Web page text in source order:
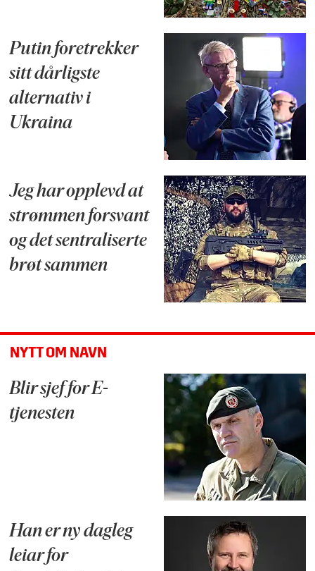
Putin foretrekker
sitt dårligste
alternativ i
Ukraina
Jeg har opplevd at
strømmen forsvant
og det sentraliserte
brøt sammen
NYTT OM NAVN
Blir sjef for E-
tjenesten
Han er ny dagleg
leiar for